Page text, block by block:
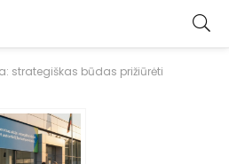
strategiškas būdas prižiūrėti